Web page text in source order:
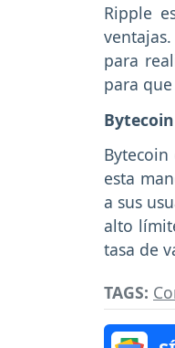
Ripple
para
para
Bytecoin
esta
a sus
alto
tasa de
TAGS: